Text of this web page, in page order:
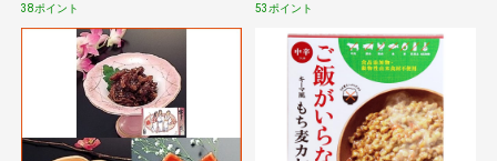
38ポイント 53ポイント